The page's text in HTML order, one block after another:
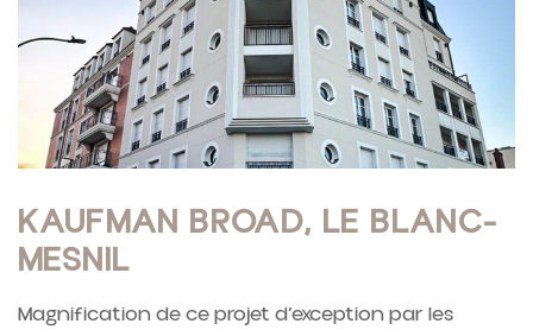
KAUFMAN BROAD, LE BLANC-
MESNIL
Magnification de ce projet d’exception par les